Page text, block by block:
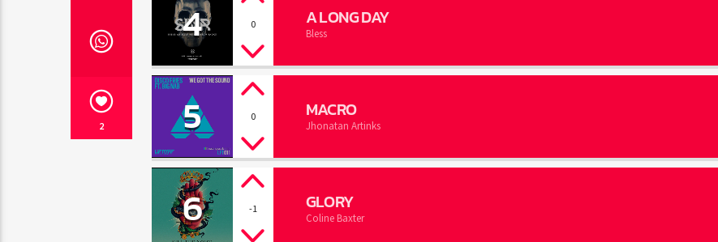
2
4 0 A LONG DAY
Bless
5 0 MACRO
Jhonatan Artinks
6 -1 GLORY
Coline Baxter